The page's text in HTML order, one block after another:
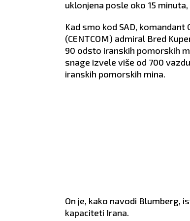
uklonjena posle oko 15 minuta,
Kad smo kod SAD,
(CENTCOM) admiral Bred
90 odsto iranskih pomorskih
snage izvele više od 700
iranskih pomorskih mina.
On je, kako navodi Blumberg,
kapaciteti Irana.